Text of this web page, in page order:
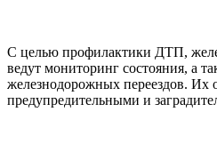
С целью профилактики ДТП,
ведут мониторинг состояния, а
железнодорожных переездов. Их
предупредительными и